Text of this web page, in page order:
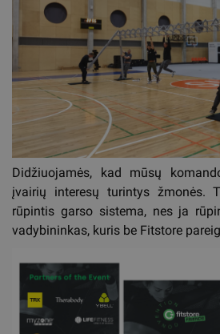
Didžiuojamės, kad mūsų
įvairių interesų turintys žmonės.
rūpintis garso sistema, nes ja
vadybininkas, kuris be Fitstore